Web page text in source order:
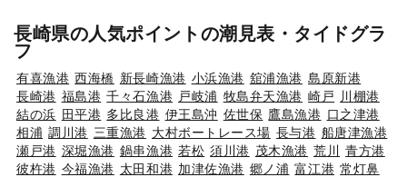
長崎県の人気ポイントの潮見表・タイドグラ
フ
有喜漁港 西海橋 新長崎漁港 小浜漁港 舘浦漁港 島原新港
長崎港 福島港 千々石漁港 戸岐浦 牧島弁天漁港 崎戸
川棚港
結の浜 田平港 多比良港 伊王島沖 佐世保 鷹島漁港 口之津港
相浦 調川港 三重漁港 大村ボートレース場 長与港 船唐津漁港
瀬戸港 深堀漁港 鍋串漁港 若松 須川港 茂木漁港 荒川 青方港
彼杵港 今福漁港 太田和港 加津佐漁港 郷ノ浦 富江港 常灯鼻